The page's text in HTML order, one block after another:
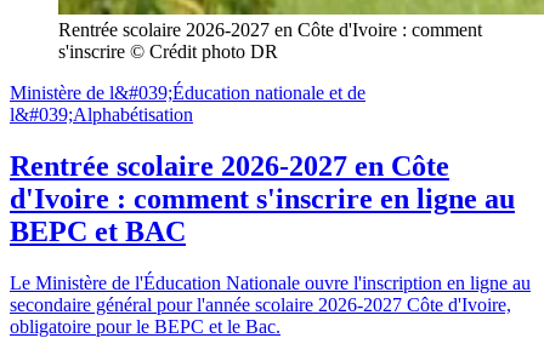
Rentrée scolaire 2026-2027 en Côte d'Ivoire : comment
s'inscrire © Crédit photo DR
Ministère de l&#039;Éducation nationale et de
l&#039;Alphabétisation
Rentrée scolaire 2026-2027 en Côte
d'Ivoire : comment s'inscrire en ligne au
BEPC et BAC
Le Ministère de l'Éducation Nationale ouvre l'inscription en ligne au
secondaire général pour l'année scolaire 2026-2027 Côte d'Ivoire,
obligatoire pour le BEPC et le Bac.